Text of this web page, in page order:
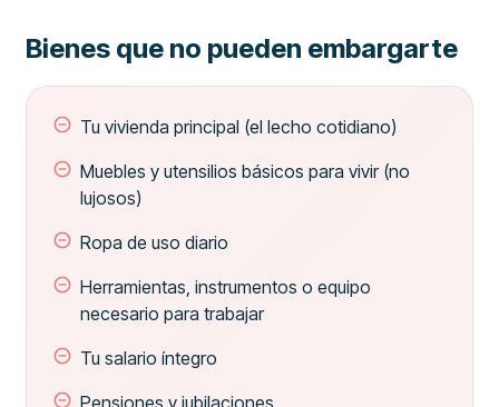
Bienes que no pueden embargarte
Tu vivienda principal (el lecho cotidiano)
Muebles y utensilios básicos para vivir (no
lujosos)
Ropa de uso diario
Herramientas, instrumentos o equipo
necesario para trabajar
Tu salario íntegro
Pensiones y jubilaciones